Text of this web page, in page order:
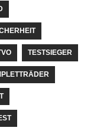
TESTSIEGER